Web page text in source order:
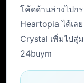
โค้ดด้านล่างไปก
Heartopia ได้เล
Crystal เพิ่มไปสุ่
24buym